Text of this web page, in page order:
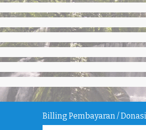
Billing Pembayaran / Donasi